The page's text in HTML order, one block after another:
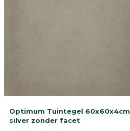
Optimum Tuintegel 60x60x4cm
silver zonder facet